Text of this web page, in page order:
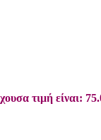
τιμή είναι: